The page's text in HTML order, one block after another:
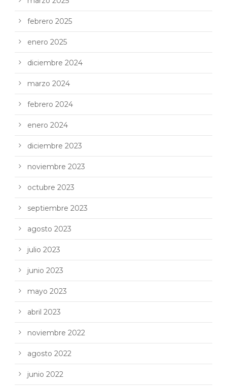
febrero 2025
enero 2025
diciembre 2024
marzo 2024
febrero 2024
enero 2024
diciembre 2023
noviembre 2023
octubre 2023
septiembre 2023
agosto 2023
julio 2023
junio 2023
mayo 2023
abril 2023
noviembre 2022
agosto 2022
junio 2022